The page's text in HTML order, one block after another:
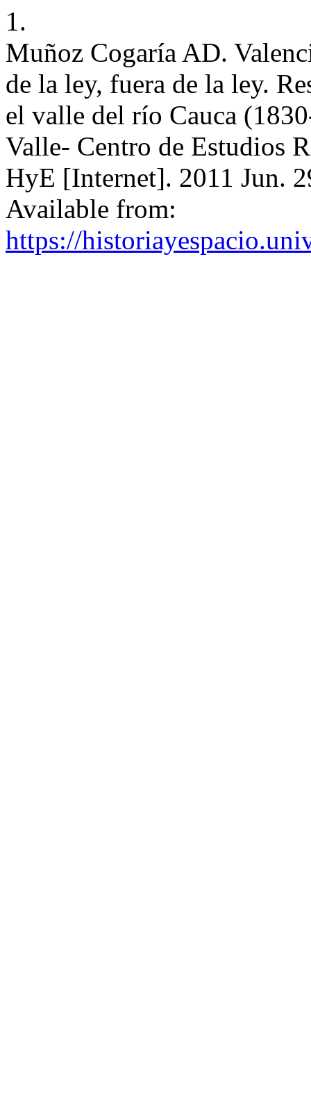
1.
Muñoz Cogaría AD.
de la ley, fuera de la ley.
el valle del río Cauca
Valle- Centro de Estudios
HyE [Internet]. 2011 Jun.
Available from:
https://